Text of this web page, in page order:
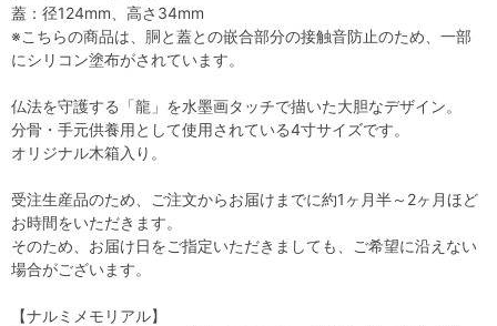
蓋：径124mm、高さ34mm
※こちらの商品は、胴と蓋との嵌合部分の接触音防止のため、一部
にシリコン塗布がされています。
仏法を守護する「龍」を水墨画タッチで描いた大胆なデザイン。
分骨・手元供養用として使用されている4寸サイズです。
オリジナル木箱入り。
受注生産品のため、ご注文からお届けまでに約1ヶ月半～2ヶ月ほど
お時間をいただきます。
そのため、お届け日をご指定いただきましても、ご希望に沿えない
場合がございます。
【ナルミメモリアル】